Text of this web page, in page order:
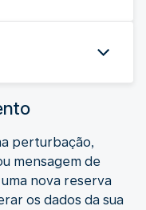
perturbação,
mensagem de
nova reserva
os dados da sua